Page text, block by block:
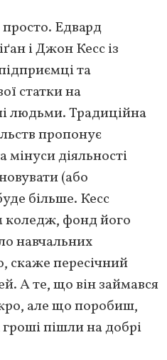
Едвард
і Джон Кесс із
та
статки на
людьми. Традиційна
пропонує
мінуси діяльності
(або
більше. Кесс
коледж, фонд його
навчальних
скаже пересічний
А те, що він займався
але що поробиш,
пішли на добрі